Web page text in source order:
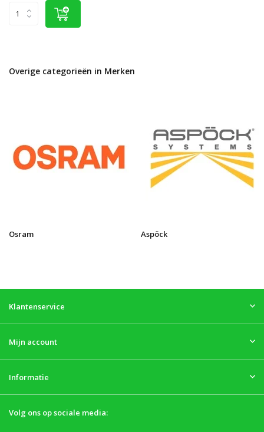
Overige categorieën in Merken
Osram Aspöck
Klantenservice
Mijn account
Informatie
Volg ons op sociale media: